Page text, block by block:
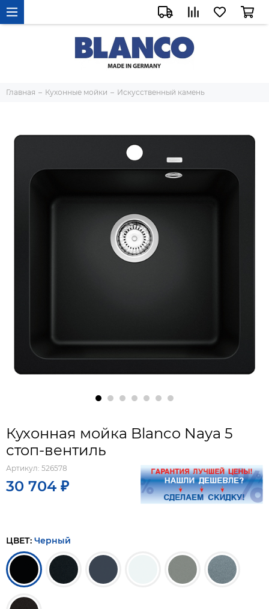
Главная Кухонные мойки Искусственный камень
Кухонная мойка Blanco Naya 5
стоп-вентиль
Артикул: 526578
30 704 ₽
ЦВЕТ: Черный